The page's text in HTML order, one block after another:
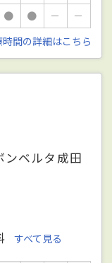
● ● －
－
時間の詳細はこちら
ベルタ成田
すべて見る